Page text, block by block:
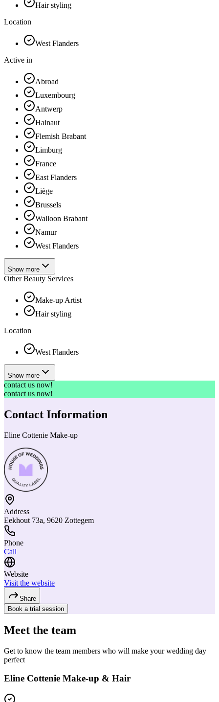
Hair styling
Location
West Flanders
Active in
Abroad
Luxembourg
Antwerp
Hainaut
Flemish Brabant
Limburg
France
East Flanders
Liège
Brussels
Walloon Brabant
Namur
West Flanders
Show more
Other Beauty Services
Make-up Artist
Hair styling
Location
West Flanders
Show more
contact us now!
contact us now!
Contact Information
Eline Cottenie Make-up
Address
Eekhout 73a, 9620 Zottegem
Phone
Call
Website
Visit the website
Share
Book a trial session
Meet the team
Get to know the team members who will make your wedding day
perfect
Eline Cottenie Make-up & Hair